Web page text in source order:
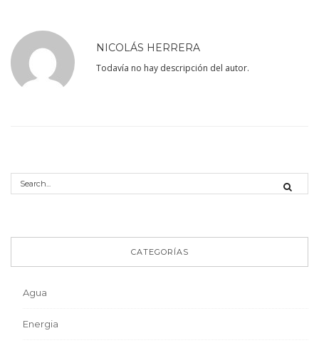
NICOLÁS HERRERA
Todavía no hay descripción del autor.
CATEGORÍAS
Agua
Energia